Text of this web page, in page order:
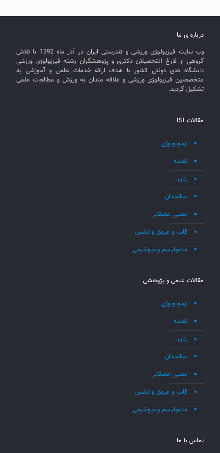
درباره ی ما
وب سایت فیزیولوژی ورزشی و تندرستی ایران در آذر ماه 1392 با تلاش
گروهی از فارغ التحصیلان دکتری و پژوهشگران رشته فیزیولوژی ورزشی
دانشگاه های دولتی کشور با هدف ارائه خدمات علمی و آموزشی به
متخصصین فیزیولوژی ورزشی و علاقه مندان به ورزش و مطالعات علمی
تشکیل گردید.
مقالات ISI
ایمونولوژی
تغذیه
زنان
سالمندان
عصبی عضلانی
قلب و عروق و تنفس
متابولیسم و بیوشیمی
مقالات علمی و پژوهشی
ایمونولوژی
تغذیه
زنان
سالمندان
عصبی-عضلانی
قلب و عروق و تنفس
متابولیسم و بیوشیمی
تماس با ما